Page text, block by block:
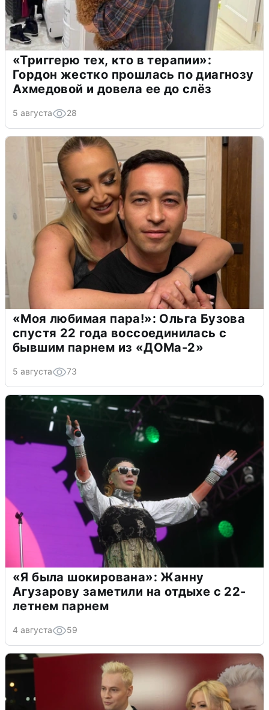
«Триггерю тех, кто в терапии»:
Гордон жестко прошлась по диагнозу
Ахмедовой и довела ее до слёз
5 августа 28
«Моя любимая пара!»: Ольга Бузова
спустя 22 года воссоединилась с
бывшим парнем из «ДОМа-2»
5 августа 73
«Я была шокирована»: Жанну
Агузарову заметили на отдыхе с 22-
летнем парнем
4 августа 59